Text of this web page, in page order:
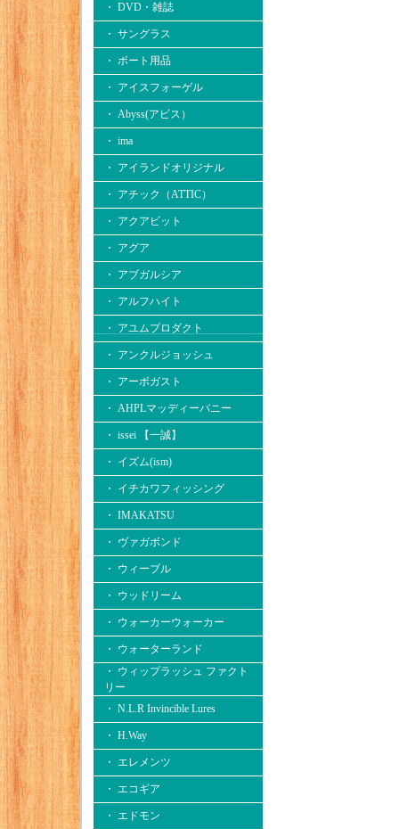
・ DVD・雑誌
・ サングラス
・ ボート用品
・ アイスフォーゲル
・ Abyss(アビス）
・ ima
・ アイランドオリジナル
・ アチック（ATTIC）
・ アクアビット
・ アグア
・ アブガルシア
・ アルフハイト
・ アユムプロダクト
・ アンクルジョッシュ
・ アーボガスト
・ AHPLマッディーバニー
・ issei 【一誠】
・ イズム(ism)
・ イチカワフィッシング
・ IMAKATSU
・ ヴァガボンド
・ ウィーブル
・ ウッドリーム
・ ウォーカーウォーカー
・ ウォーターランド
・ ウィップラッシュ ファクト
リー
・ N.L.R Invincible Lures
・ H.Way
・ エレメンツ
・ エコギア
・ エドモン